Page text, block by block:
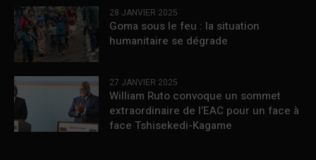
28 JANVIER 2025
Goma sous le feu : la situation
humanitaire se dégrade
27 JANVIER 2025
William Ruto convoque un sommet
extraordinaire de l’EAC pour un face à
face Tshisekedi-Kagame